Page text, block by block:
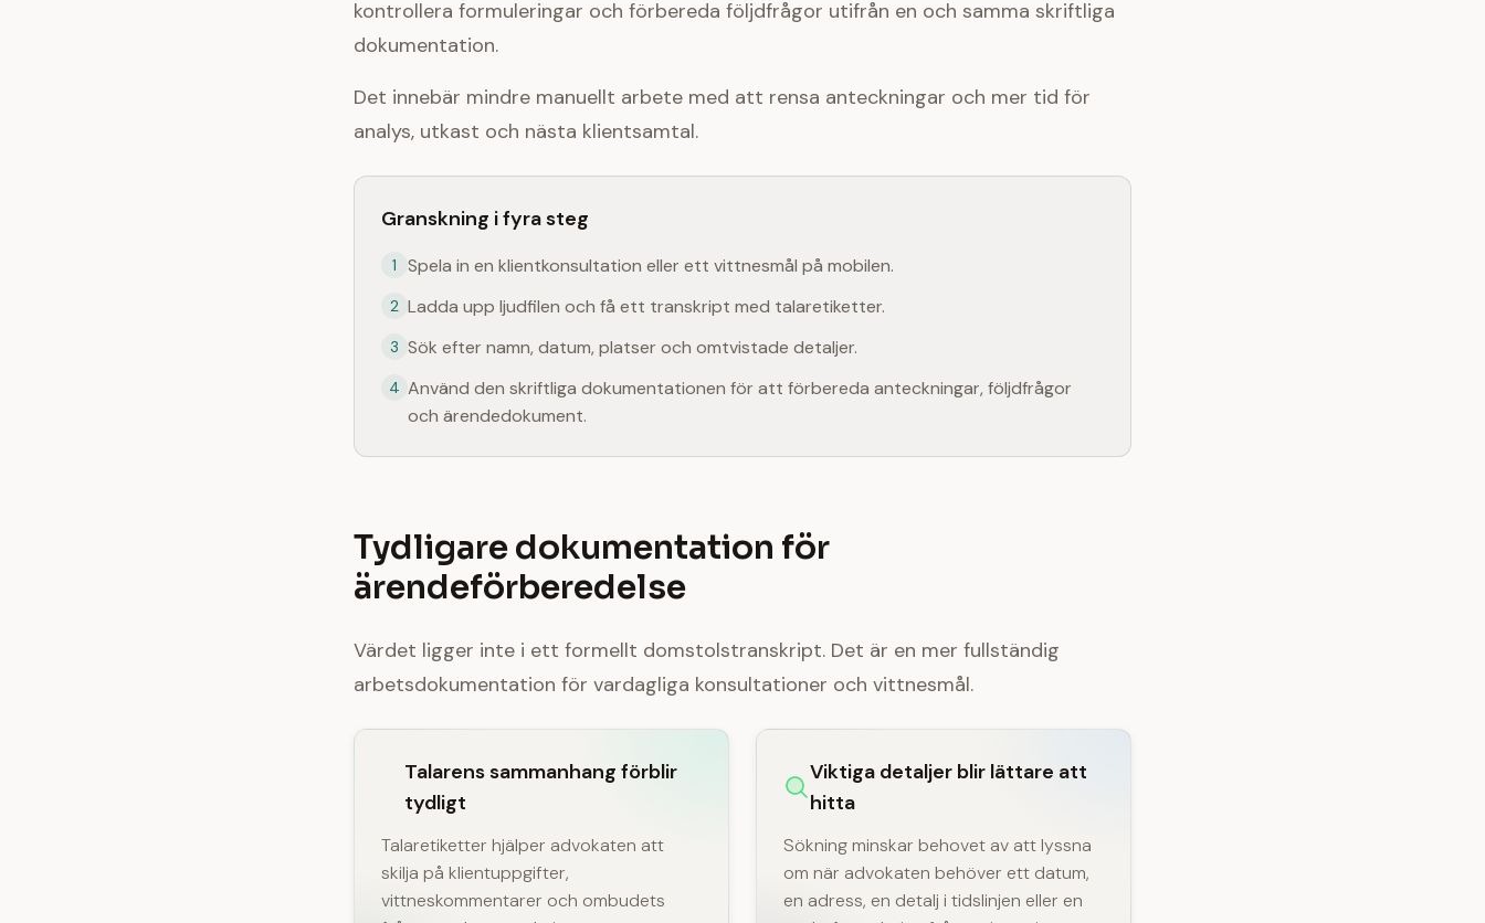
kontrollera formuleringar och förbereda följdfrågor utifrån en och samma skriftliga
dokumentation.
Det innebär mindre manuellt arbete med att rensa anteckningar och mer tid för
analys, utkast och nästa klientsamtal.
Granskning i fyra steg
1 Spela in en klientkonsultation eller ett vittnesmål på mobilen.
2 Ladda upp ljudfilen och få ett transkript med talaretiketter.
3 Sök efter namn, datum, platser och omtvistade detaljer.
4 Använd den skriftliga dokumentationen för att förbereda anteckningar, följdfrågor
och ärendedokument.
Tydligare dokumentation för
ärendeförberedelse
Värdet ligger inte i ett formellt domstolstranskript. Det är en mer fullständig
arbetsdokumentation för vardagliga konsultationer och vittnesmål.
Talarens sammanhang förblir
tydligt
Talaretiketter hjälper advokaten att
skilja på klientuppgifter,
vittneskommentarer och ombudets
Viktiga detaljer blir lättare att
hitta
Sökning minskar behovet av att lyssna
om när advokaten behöver ett datum,
en adress, en detalj i tidslinjen eller en